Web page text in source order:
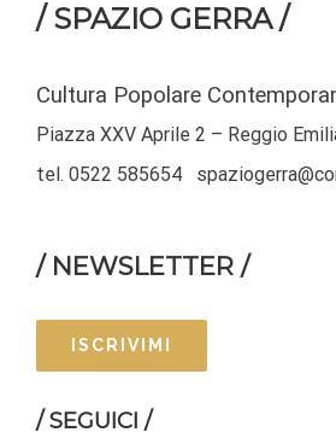
/ SPAZIO GERRA /
Cultura Popolare
Piazza XXV Aprile 2 – Reggio
tel. 0522 585654
/ NEWSLETTER /
ISCRIVIMI
/ SEGUICI /